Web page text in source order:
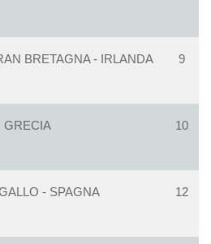
BRETAGNA - IRLANDA 9
GRECIA 10
- SPAGNA 12